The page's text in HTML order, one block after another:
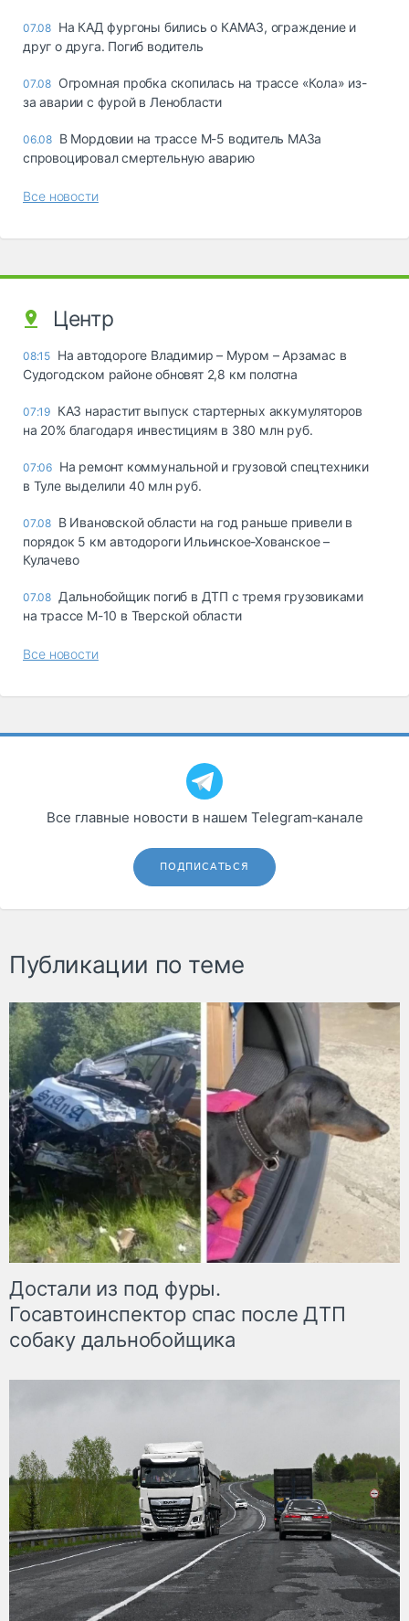
07.08 На КАД фургоны бились о КАМАЗ, ограждение и
друг о друга. Погиб водитель
07.08 Огромная пробка скопилась на трассе «Кола» из-
за аварии с фурой в Ленобласти
06.08 В Мордовии на трассе М-5 водитель МАЗа
спровоцировал смертельную аварию
Все новости
Центр
08:15 На автодороге Владимир – Муром – Арзамас в
Судогодском районе обновят 2,8 км полотна
07:19 КАЗ нарастит выпуск стартерных аккумуляторов
на 20% благодаря инвестициям в 380 млн руб.
07:06 На ремонт коммунальной и грузовой спецтехники
в Туле выделили 40 млн руб.
07.08 В Ивановской области на год раньше привели в
порядок 5 км автодороги Ильинское-Хованское –
Кулачево
07.08 Дальнобойщик погиб в ДТП с тремя грузовиками
на трассе М-10 в Тверской области
Все новости
Все главные новости в нашем Telegram‑канале
ПОДПИСАТЬСЯ
Публикации по теме
Достали из под фуры.
Госавтоинспектор спас после ДТП
собаку дальнобойщика